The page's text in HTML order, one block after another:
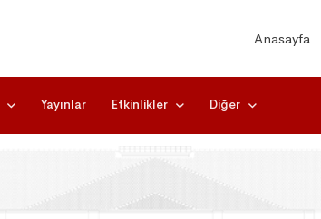
Anasayfa
Yayınlar Etkinlikler Diğer